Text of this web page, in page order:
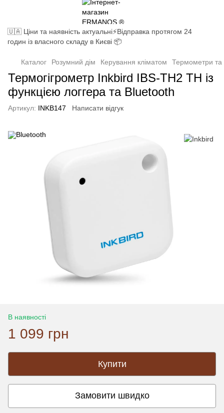
🇺🇦 Ціни та наявність актуальні⚡Відправка протягом 24
годин із власного складу в Києві 📦
Каталог Розумний дім Керування кліматом Термометри та
Термогігрометр Inkbird IBS-TH2 TH із
функцією логгера та Bluetooth
Артикул: INKB147 Написати відгук
В наявності
1 099 грн
Купити
Замовити швидко